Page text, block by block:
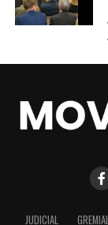
JUDICIAL GREMIAL